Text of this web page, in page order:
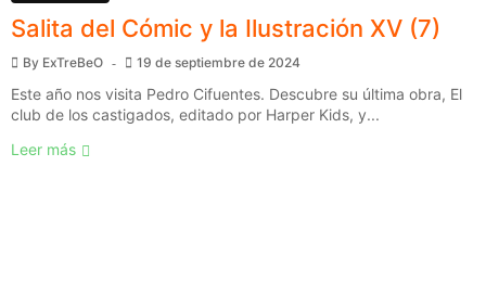
Salita del Cómic y la Ilustración XV (7)
By ExTreBeO 19 de septiembre de 2024
Este año nos visita Pedro Cifuentes. Descubre su última obra, El
club de los castigados, editado por Harper Kids, y...
Leer más